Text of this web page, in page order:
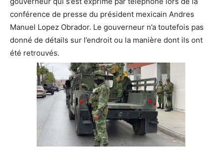
conférence de presse du président mexicain Andres
Manuel Lopez Obrador. Le gouverneur n’a toutefois pas
donné de détails sur l’endroit ou la manière dont ils ont
été retrouvés.